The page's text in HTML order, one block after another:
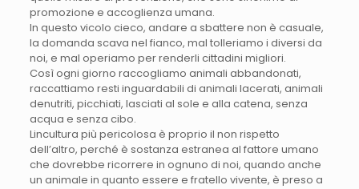
promozione e accoglienza umana.
In questo vicolo cieco, andare a sbattere non è casuale,
la domanda scava nel fianco, mal tolleriamo i diversi da
noi, e mal operiamo per renderli cittadini migliori.
Così ogni giorno raccogliamo animali abbandonati,
raccattiamo resti inguardabili di animali lacerati, animali
denutriti, picchiati, lasciati al sole e alla catena, senza
acqua e senza cibo.
Lincultura più pericolosa è proprio il non rispetto
dell’altro, perché è sostanza estranea al fattore umano
che dovrebbe ricorrere in ognuno di noi, quando anche
un animale in quanto essere e fratello vivente, è preso a